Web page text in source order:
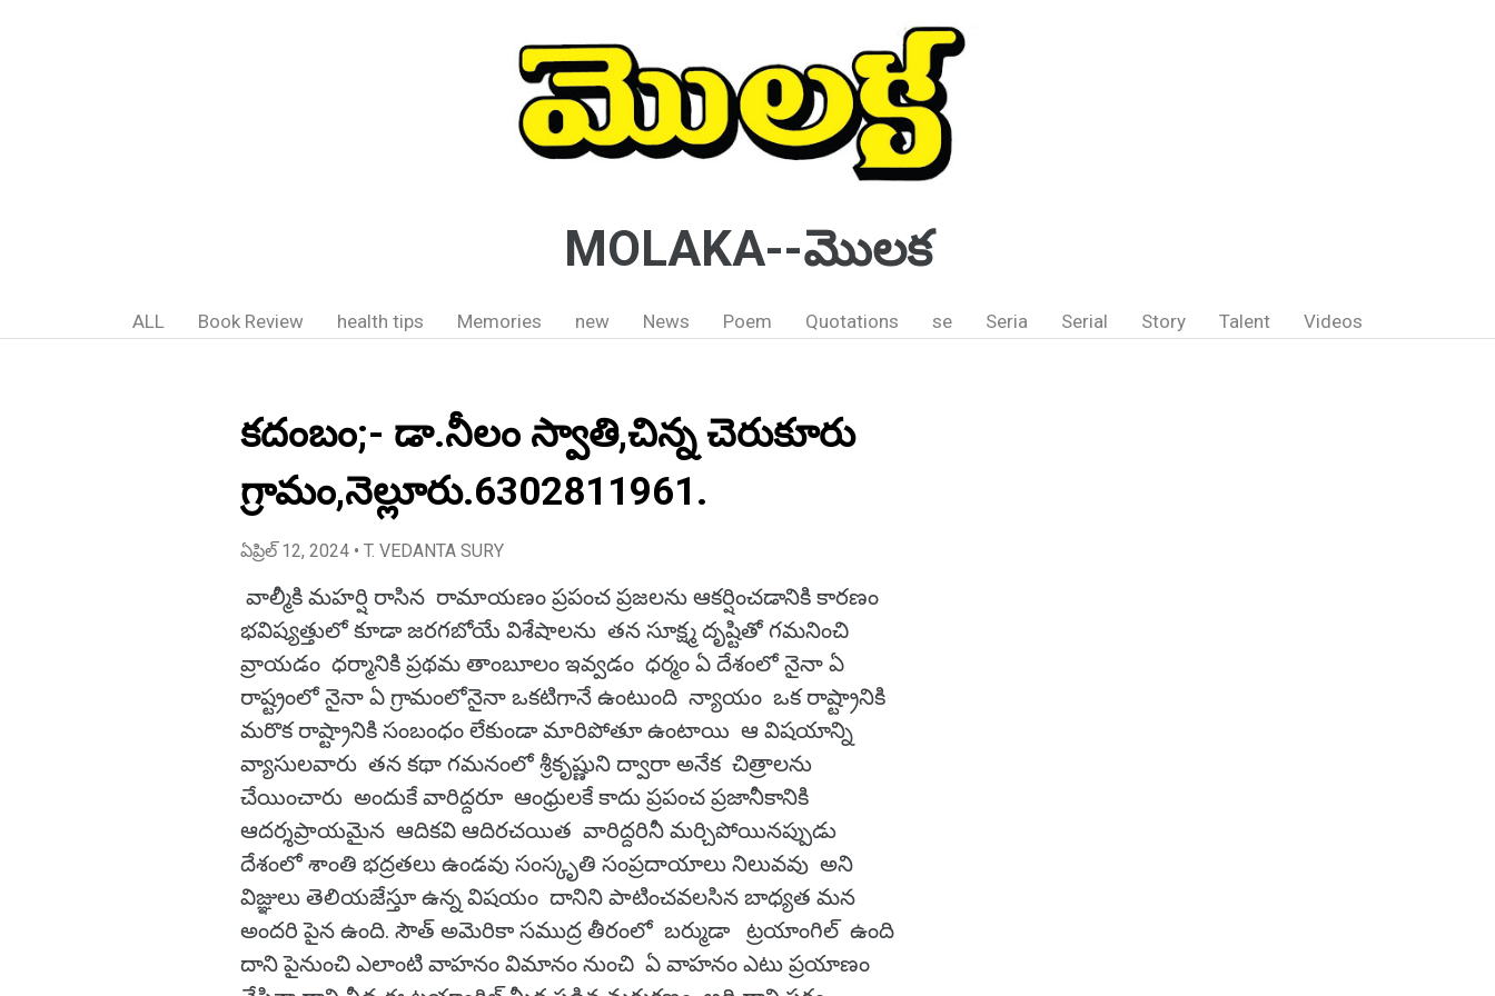
MOLAKA--మొలక
ALL Book Review health tips Memories new News Poem Quotations se Seria Serial Story Talent Videos
కదంబం;- డా.నీలం స్వాతి,చిన్న చెరుకూరు
గ్రామం,నెల్లూరు.6302811961.
ఏప్రిల్ 12, 2024 • T. VEDANTA SURY
వాల్మీకి మహర్షి రాసిన రామాయణం ప్రపంచ ప్రజలను ఆకర్షించడానికి కారణం
భవిష్యత్తులో కూడా జరగబోయే విశేషాలను తన సూక్ష్మ దృష్టితో గమనించి
వ్రాయడం ధర్మానికి ప్రథమ తాంబూలం ఇవ్వడం ధర్మం ఏ దేశంలో నైనా ఏ
రాష్ట్రంలో నైనా ఏ గ్రామంలోనైనా ఒకటిగానే ఉంటుంది న్యాయం ఒక రాష్ట్రానికి
మరొక రాష్ట్రానికి సంబంధం లేకుండా మారిపోతూ ఉంటాయి ఆ విషయాన్ని
వ్యాసులవారు తన కథా గమనంలో శ్రీకృష్ణుని ద్వారా అనేక చిత్రాలను
చేయించారు అందుకే వారిద్దరూ ఆంధ్రులకే కాదు ప్రపంచ ప్రజానీకానికి
ఆదర్శప్రాయమైన ఆదికవి ఆదిరచయిత వారిద్దరినీ మర్చిపోయినప్పుడు
దేశంలో శాంతి భద్రతలు ఉండవు సంస్కృతి సంప్రదాయాలు నిలువవు అని
విజ్ఞులు తెలియజేస్తూ ఉన్న విషయం దానిని పాటించవలసిన బాధ్యత మన
అందరి పైన ఉంది. సౌత్ అమెరికా సముద్ర తీరంలో బర్ముడా ట్రయాంగిల్ ఉంది
దాని పైనుంచి ఎలాంటి వాహనం విమానం నుంచి ఏ వాహనం ఎటు ప్రయాణం